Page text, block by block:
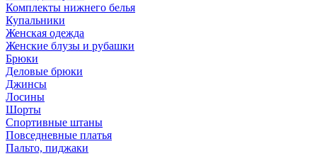
Комплекты нижнего белья
Купальники
Женская одежда
Женские блузы и рубашки
Брюки
Деловые брюки
Джинсы
Лосины
Шорты
Спортивные штаны
Повседневные платья
Пальто, пиджаки